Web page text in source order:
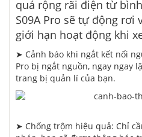
quá rộng rãi điện từ
S09A Pro sẽ tự động rơi
giới hạn hoạt động khi
➤ Cảnh báo khi ngắt kết nối
Pro bị ngắt nguồn, ngay ngay
trang bị quản lí của bạn.
➤ Chống trộm hiệu quả: Chỉ